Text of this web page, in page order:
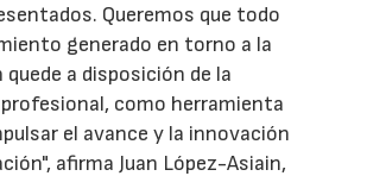
Queremos que todo
generado en torno a la
a disposición de la
como herramienta
el avance y la innovación
afirma Juan López-Asiain,